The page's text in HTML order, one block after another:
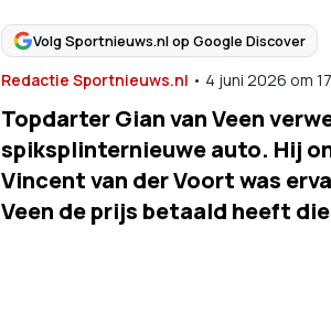
Volg Sportnieuws.nl op Google Discover
Redactie Sportnieuws.nl • 4 juni 2026 om
Topdarter Gian van Veen
spiksplinternieuwe auto. Hij
Vincent van der Voort was
Veen de prijs betaald heeft